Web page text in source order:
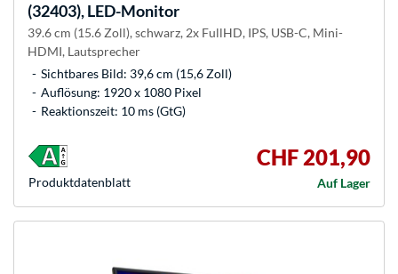
(32403), LED-Monitor
39.6 cm (15.6 Zoll), schwarz, 2x FullHD, IPS, USB-C, Mini-
HDMI, Lautsprecher
Sichtbares Bild: 39,6 cm (15,6 Zoll)
Auflösung: 1920 x 1080 Pixel
Reaktionszeit: 10 ms (GtG)
CHF 201,90
Auf Lager
Produkt­datenblatt